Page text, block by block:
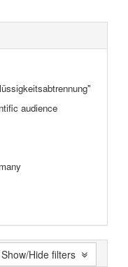
audience